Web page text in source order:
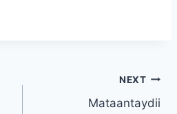
NEXT
Mataantaydii